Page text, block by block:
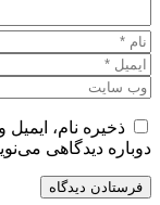
ذخیره نام،
دوباره دیدگاهی